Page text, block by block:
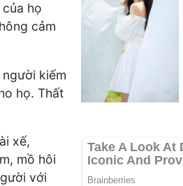
họ
cảm
kiếm
họ. Thất
xế,
mồ hôi
với